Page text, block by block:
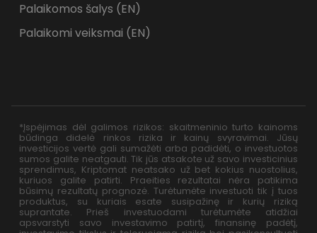
Palaikomos šalys (EN)
Palaikomi veiksmai (EN)
*Įspėjimas dėl galimos rizikos: skaitmeninio turto kainoms
būdinga didelė rinkos rizika ir kainų svyravimai. Jūsų
investicijos vertė gali sumažėti arba padidėti, o investuotos
sumos galite neatgauti. Tik jūs atsakote už savo investicinius
sprendimus, Kriptomat neatsako už bet kokius nuostolius,
kuriuos galite patirti. Praeities rezultatai nėra patikima
būsimų rezultatų prognozė. Turėtumėte investuoti tik į tuos
produktus, su kuriais esate susipažinę ir kurių riziką
suprantate. Prieš investuodami turėtumėte atidžiai
apsvarstyti savo investavimo patirtį, finansinę padėtį,